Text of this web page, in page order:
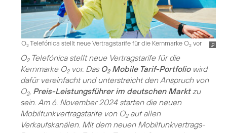
O2Telefónica stellt neue Vertragstarife für die Kernmarke O2 vor
O2Telefónica stellt neue Vertragstarife für die
Kernmarke O2vor. Das O2Mobile Tarif-Portfoliowird
dafür vereinfacht und unterstreicht den Anspruch von
O2, Preis-Leistungsführer im deutschen Marktzu
sein. Am 6. November 2024 starten die neuen
Mobilfunkvertragstarife von O2auf allen
Verkaufskanälen. Mit dem neuen Mobilfunkvertrags-